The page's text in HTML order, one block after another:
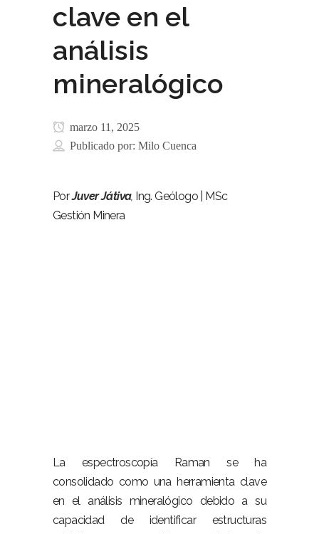
clave en el
análisis
mineralógico
marzo 11, 2025
Publicado por: Milo Cuenca
PorJuver Játiva, Ing. Geólogo | MSc
Gestión Minera
La espectroscopía Raman se ha
consolidado como una herramienta clave
en el análisis mineralógico debido a su
capacidad de identificar estructuras